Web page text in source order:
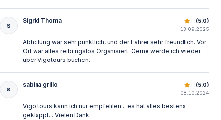
Welche Kunstformen werden präsentiert
Das Festival umfasst klassische Opern- und
Ballettaufführungen.
Ist das Festival für internationale Gäste
geeignet
Ja — das Festival ist bei internationalen Besuchern
Side: Aspendos Opern- und Ballettfestival
S
Sigrid Thoma (5.0)
18.09.2025
Abholung war sehr pünktlich, und der Fahrer sehr freundlich. Vor
Ort war alles reibungslos Organisiert. Gerne werde ich wieder
über Vigotours buchen.
Side: Aspendos Opern- und Ballettfestival
S
sabina grillo (5.0)
08.10.2024
Vigo tours kann ich nur empfehlen... es hat alles bestens
geklappt... Vielen Dank